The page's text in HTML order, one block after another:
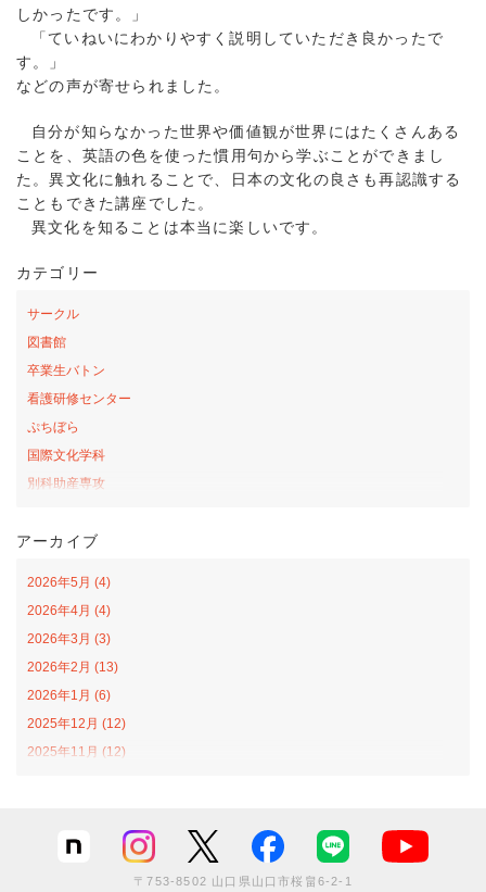
カテゴリー
サークル
図書館
卒業生バトン
看護研修センター
ぷちぼら
国際文化学科
別科助産専攻
お弁当の日プロジェクト
情報社会学科
アーカイブ
2026年5月 (4)
2026年4月 (4)
2026年3月 (3)
2026年2月 (13)
2026年1月 (6)
2025年12月 (12)
2025年11月 (12)
2025年8月 (8)
しかったです。」
「ていねいにわかりやすく説明していただき良かったで
す。」
などの声が寄せられました。
自分が知らなかった世界や価値観が世界にはたくさんある
ことを、英語の色を使った慣用句から学ぶことができまし
た。異文化に触れることで、日本の文化の良さも再認識する
こともできた講座でした。
異文化を知ることは本当に楽しいです。
〒753-8502 山口県山口市桜畠6-2-1